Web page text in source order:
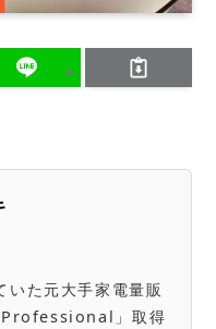
いた元大手家電量販
」取得